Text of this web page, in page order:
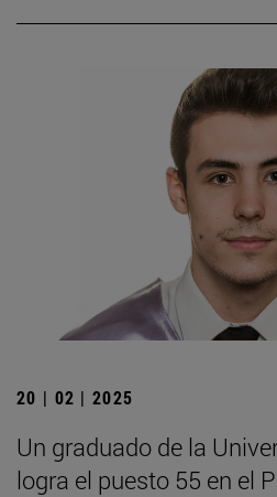
20 | 02 | 2025
Un graduado de la
logra el puesto 55 en el